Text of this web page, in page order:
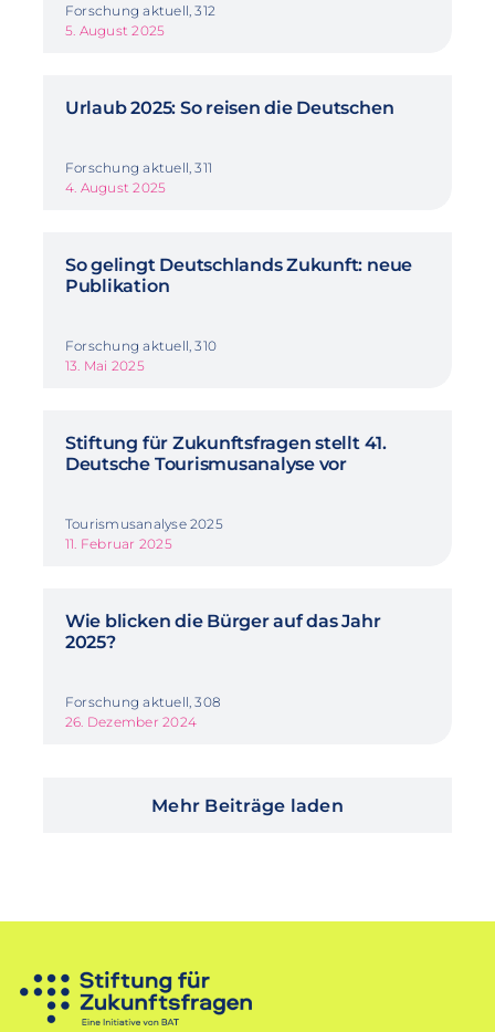
Forschung aktuell, 312
5. August 2025
Urlaub 2025: So reisen die Deutschen
Forschung aktuell, 311
4. August 2025
So gelingt Deutschlands Zukunft: neue
Publikation
Forschung aktuell, 310
13. Mai 2025
Stiftung für Zukunftsfragen stellt 41.
Deutsche Tourismusanalyse vor
Tourismusanalyse 2025
11. Februar 2025
Wie blicken die Bürger auf das Jahr
2025?
Forschung aktuell, 308
26. Dezember 2024
Mehr Beiträge laden